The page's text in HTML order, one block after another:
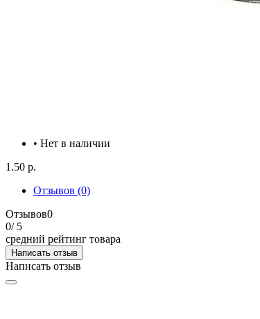
• Нет в наличии
1.50 р.
Отзывов (0)
Отзывов0
0/ 5
средний рейтинг товара
Написать отзыв
Написать отзыв